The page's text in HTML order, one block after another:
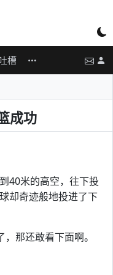
槽
成功
40米的高空，往下投
却奇迹般地投进了下
那还敢看下面啊。